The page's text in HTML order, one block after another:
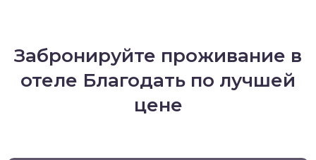
Забронируйте проживание в
отеле Благодать по лучшей
цене